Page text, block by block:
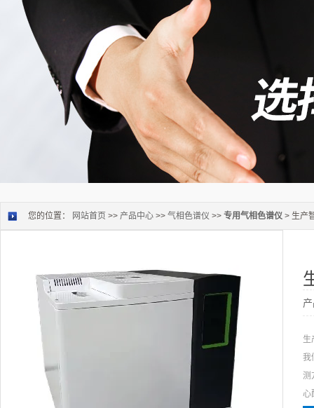
您的位置： 网站首页 >> 产品中心 >> 气相色谱仪 >> 专用气相色谱仪 > 生产
生
我
测
心